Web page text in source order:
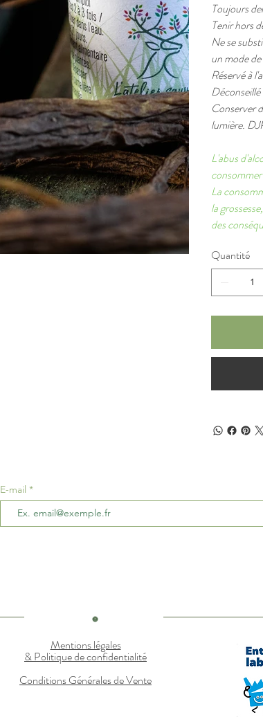
Toujours
Tenir hors
Ne se
un mode
Réservé à
Conserver
lumière.
L'abus
La
la
des
Quantité
E-mail
Mentions légales
& Politique de confidentialité
Conditions Générales de Vente